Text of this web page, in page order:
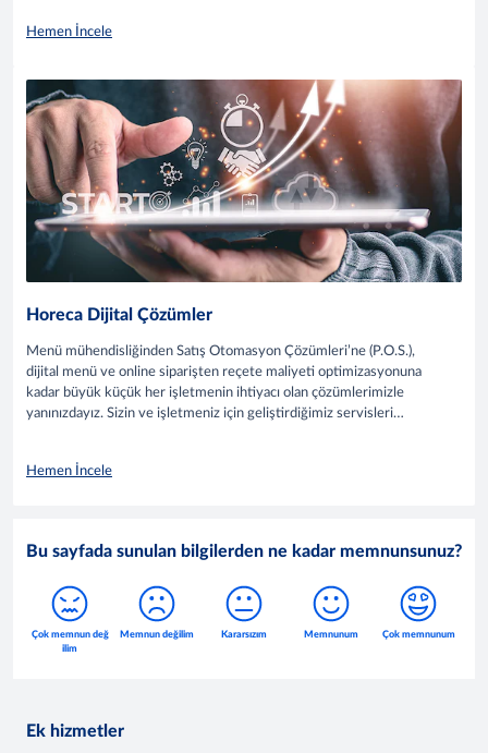
Hemen İncele
Horeca Dijital Çözümler
Menü mühendisliğinden Satış Otomasyon Çözümleri’ne (P.O.S.),
dijital menü ve online siparişten reçete maliyeti optimizasyonuna
kadar büyük küçük her işletmenin ihtiyacı olan çözümlerimizle
yanınızdayız. Sizin ve işletmeniz için geliştirdiğimiz servisleri
Hemen İncele
Bu sayfada sunulan bilgilerden ne kadar memnunsunuz?
Ek hizmetler